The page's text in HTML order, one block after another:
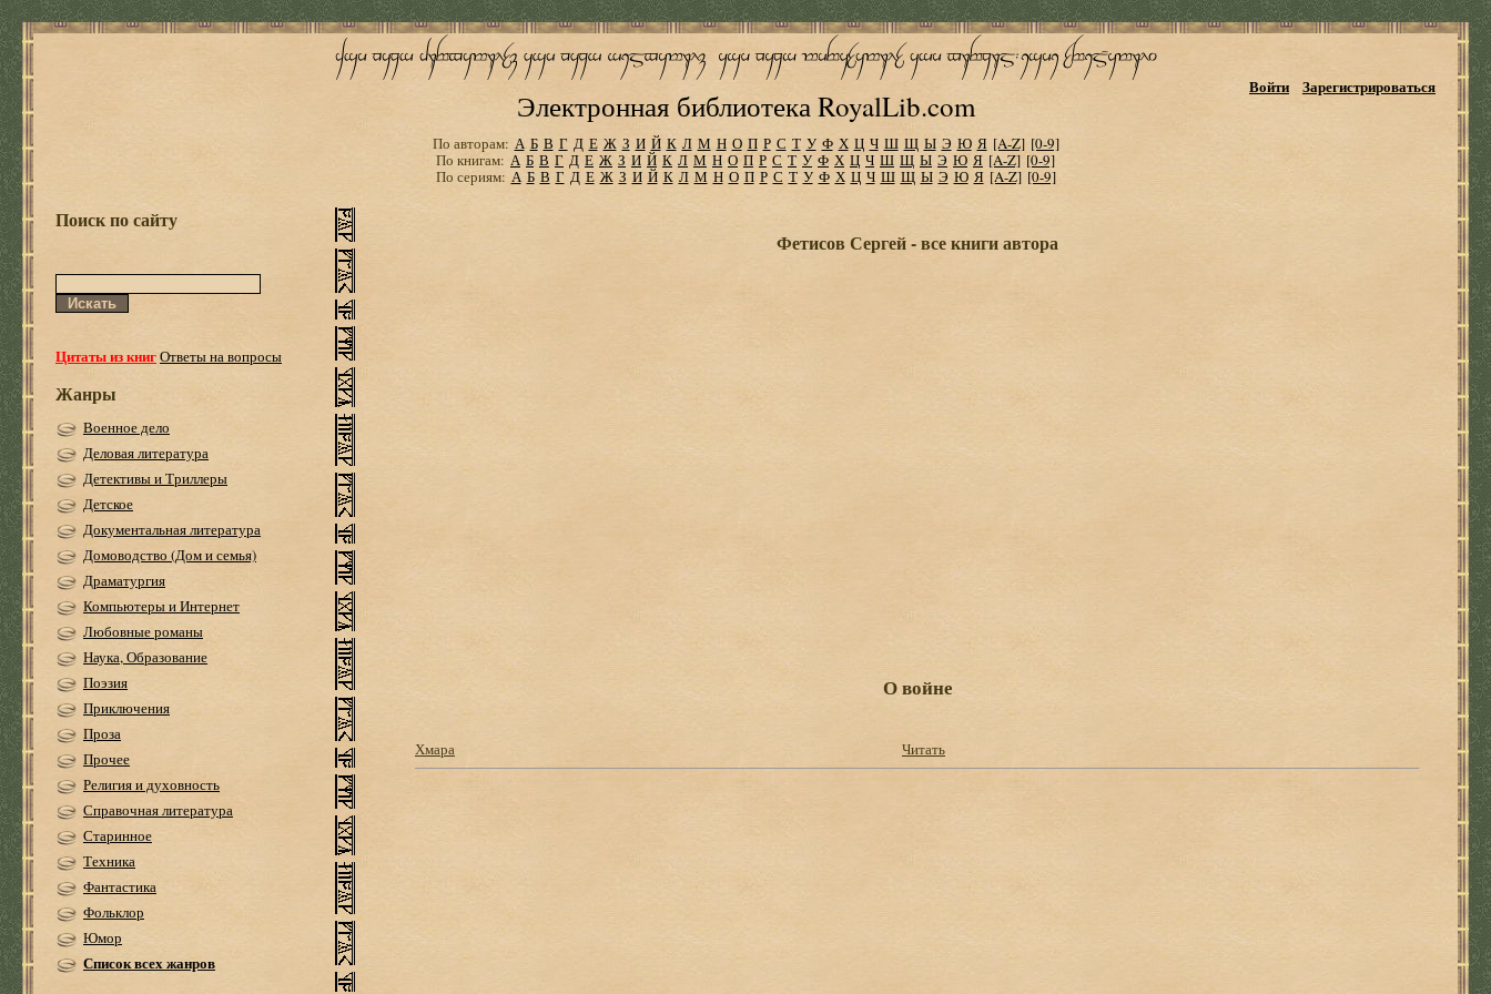
Электронная библиотека RoyalLib.com
Войти Зарегистрироваться
По авторам: А Б В Г Д Е Ж З И Й К Л М Н О П Р С Т У Ф Х Ц Ч Ш Щ Ы Э Ю Я [A-Z] [0-9]
По книгам: А Б В Г Д Е Ж З И Й К Л М Н О П Р С Т У Ф Х Ц Ч Ш Щ Ы Э Ю Я [A-Z] [0-9]
По сериям: А Б В Г Д Е Ж З И Й К Л М Н О П Р С Т У Ф Х Ц Ч Ш Щ Ы Э Ю Я [A-Z] [0-9]
Поиск по сайту
Цитаты из книгОтветы на вопросы
Жанры
Военное дело
Деловая литература
Детективы и Триллеры
Детское
Документальная литература
Домоводство (Дом и семья)
Драматургия
Компьютеры и Интернет
Любовные романы
Наука, Образование
Поэзия
Приключения
Проза
Прочее
Религия и духовность
Справочная литература
Старинное
Техника
Фантастика
Фольклор
Юмор
Список всех жанров
Фетисов Сергей - все книги автора
О войне
Хмара Читать